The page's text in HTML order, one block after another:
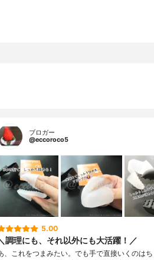
ブロガー
@eccoroco5
5.00
調理にも、それ以外にも大活躍！／
、これをつまみたい。でも手で直接いくのはち